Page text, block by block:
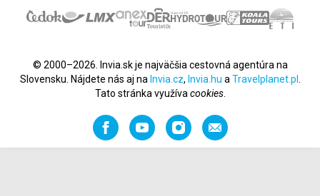
© 2000–2026. Invia.sk je najväčšia cestovná agentúra na
Slovensku. Nájdete nás aj na Invia.cz, Invia.hu a Travelplanet.pl
Tato stránka využíva cookies.
FacebookYouTubeInstagramOdporučiť